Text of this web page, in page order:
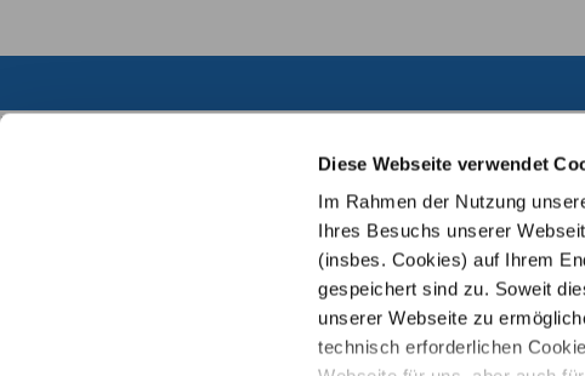
Diese Webseite verwendet
Im Rahmen der Nutzung
Ihres Besuchs unserer
(insbes. Cookies) auf Ihrem
gespeichert sind zu. Soweit
unserer Webseite zu
technisch erforderlichen
Links